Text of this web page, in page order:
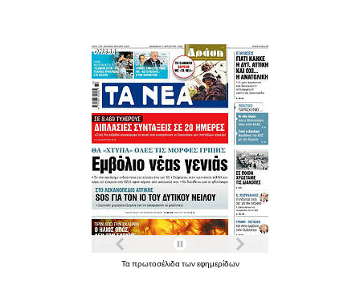
Τα πρωτοσέλιδα των εφημερίδων